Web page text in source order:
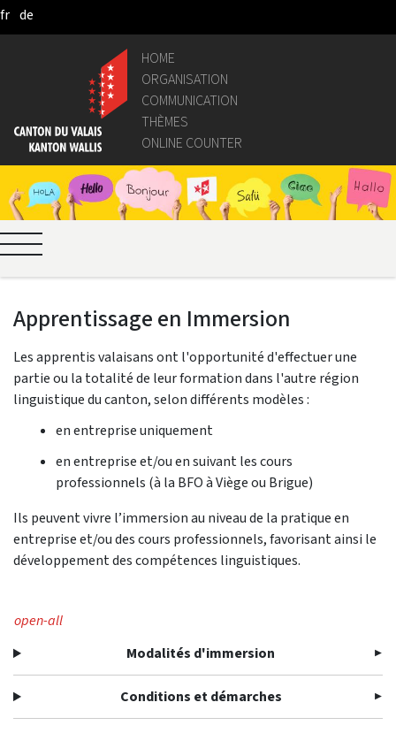
Skip to Main Content
fr de
HOME
ORGANISATION
COMMUNICATION
THÈMES
ONLINE COUNTER
Apprentissage en Immersion
Les apprentis valaisans ont l'opportunité d'effectuer une
partie ou la totalité de leur formation dans l'autre région
linguistique du canton, selon différents modèles :
en entreprise uniquement
en entreprise et/ou en suivant les cours
professionnels (à la BFO à Viège ou Brigue)
Ils peuvent vivre l’immersion au niveau de la pratique en
entreprise et/ou des cours professionnels, favorisant ainsi le
développement des compétences linguistiques.
open-all
Modalités d'immersion
Conditions et démarches